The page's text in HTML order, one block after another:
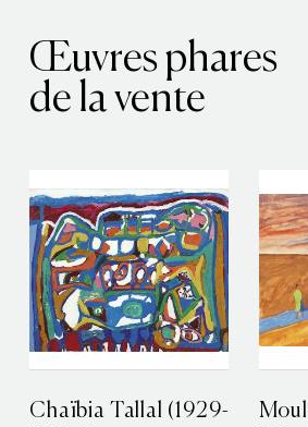
Œuvres phares
de la vente
Chaïbia Tallal (1929-